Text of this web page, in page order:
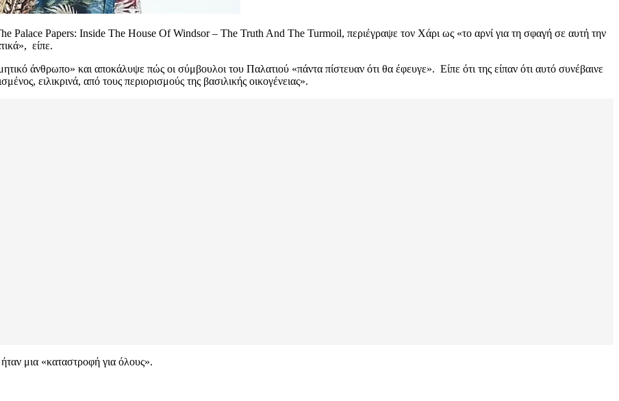
Palace Papers: Inside The House Of Windsor – The Truth And The Turmoil, περιέγραψε τον Χάρι ως «το αρνί για τη σφαγή σε αυτή την
είπε.
άνθρωπο» και αποκάλυψε πώς οι σύμβουλοι του Παλατιού «πάντα πίστευαν ότι θα έφευγε». Είπε ότι της είπαν ότι αυτό συνέβαινε
ειλικρινά, από τους περιορισμούς της βασιλικής οικογένειας».
μια «καταστροφή για όλους».